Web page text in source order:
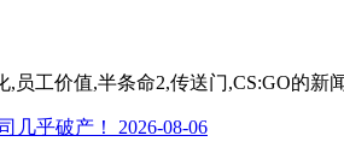
,员工价值,半条命2,传送门,CS:GO的新
几乎破产！
2026-08-06